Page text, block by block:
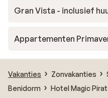
Gran Vista - inclusief
Appartementen
Vakanties Zonvakanties
Benidorm
Hotel Magic